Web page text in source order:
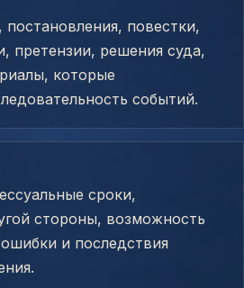
повестки,
претензии, решения суда,
которые
событий.
сроки,
стороны, возможность
и последствия